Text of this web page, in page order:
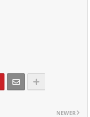
NEWER